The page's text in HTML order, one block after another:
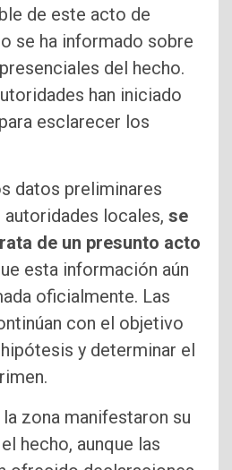
de este acto de
se ha informado sobre
del hecho.
han iniciado
esclarecer los
datos preliminares
locales, se
de un presunto acto
esta información aún
oficialmente. Las
con el objetivo
y determinar el
zona manifestaron su
hecho, aunque las